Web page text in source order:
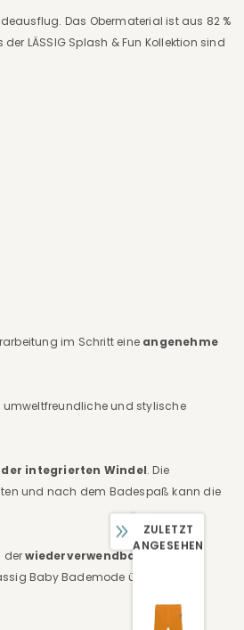
Das Obermaterial ist aus 82 %
LÄSSIG Splash & Fun Kollektion sind
im Schritt eine angenehme
umweltfreundliche und stylische
integrierten Windel. Die
und nach dem Badespaß kann die
der wiederverwendbaren
Baby Bademode überzeugt
ZULETZT
ANGESEHEN